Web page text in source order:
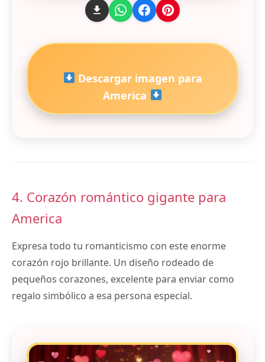
Descargar imagen para
America
4. Corazón romántico gigante para
America
Expresa todo tu romanticismo con este enorme
corazón rojo brillante. Un diseño rodeado de
pequeños corazones, excelente para enviar como
regalo simbólico a esa persona especial.